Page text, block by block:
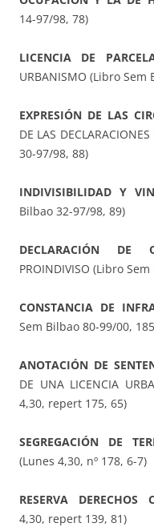
14-97/98, 78)
LICENCIA DE
URBANISMO (Libro
EXPRESIÓN DE LAS
DE LAS
30-97/98, 88)
INDIVISIBILIDAD Y
Bilbao 32-97/98, 89)
DECLARACIÓN DE
PROINDIVISO (Libro
CONSTANCIA DE
Sem Bilbao 80-99/00,
ANOTACIÓN DE
DE UNA LICENCIA
4,30, repert 175, 65)
SEGREGACIÓN DE
(Lunes 4,30, nº 178, 6-7)
RESERVA DERECHOS
4,30, repert 139, 81)